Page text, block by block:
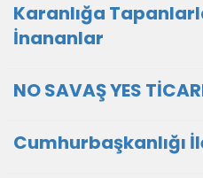
Karanlığa
İnananlar
NO SAVAŞ YES
Cumhurbaşkanlığı